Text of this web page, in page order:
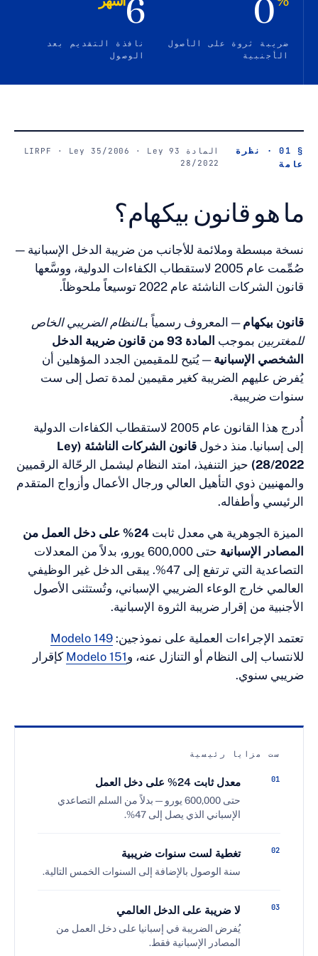
على الأصول
نافذة التقديم بعد
المادة 93 LIRPF · Ley 35/2006 · Ley
28/2022
بيكهام؟
وملائمة للأجانب من ضريبة الدخل الإسبانية —
صُمِّمت عام 2005 لاستقطاب الكفاءات الدولية، ووسَّعها
عام 2022 توسيعاً ملحوظاً.
— المعروف رسمياً بـالنظام الضريبي الخاص
المادة 93 من قانون ضريبة الدخل
— يُتيح للمقيمين الجدد المؤهلين أن
الضريبة كغير مقيمين لمدة تصل إلى ست
أُدرج هذا القانون عام 2005 لاستقطاب الكفاءات الدولية
منذ دخول
قانون الشركات الناشئة (Ley
التنفيذ، امتد النظام ليشمل الرحّالة الرقميين
التأهيل العالي ورجال الأعمال وأزواج المتقدم
هي معدل ثابت
24% على دخل العمل من
حتى 600,000 يورو، بدلاً من المعدلات
التصاعدية التي ترتفع إلى 47%. يبقى الدخل غير الوظيفي
الوعاء الضريبي الإسباني، وتُستثنى الأصول
ضريبة الثروة الإسبانية.
العملية على نموذجين:Modelo 149
النظام أو التنازل عنه، وModelo 151 كإقرار
رئيسية
معدل ثابت 24% على دخل العمل
حتى 600,000 يورو — بدلاً من السلم التصاعدي
الإسباني الذي يصل إلى 47%.
تغطية لست سنوات ضريبية
سنة الوصول بالإضافة إلى السنوات الخمس التالية.
لا ضريبة على الدخل العالمي
يُفرض الضريبة في إسبانيا على دخل العمل من
المصادر الإسبانية فقط.